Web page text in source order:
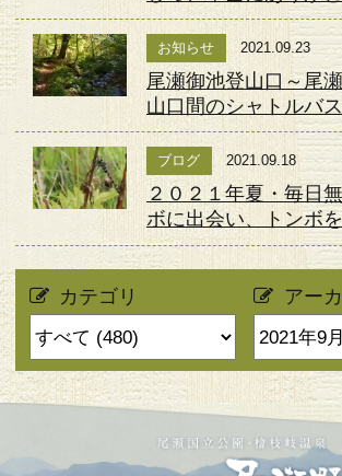
ました。
お知らせ 2021.09.23
尾瀬御池登山口～尾
山口間のシャトルバ
日について
ブログ 2021.09.18
２０２１年夏・毎日
ボに出会い、トンボ
夏の日々。
カテゴリ アー